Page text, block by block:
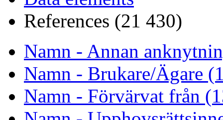
References (21 430)
Namn - Annan
Namn - Brukare/Ägare
Namn - Förvärvat från